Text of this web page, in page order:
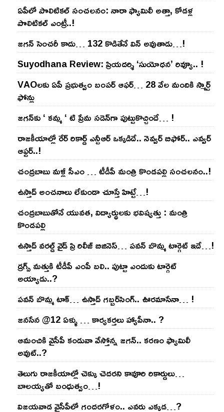
ఏపీలో పొలిటిక‌ల్ సంచ‌ల‌నం: నారా ఫ్యామిలీ అత్తా, కోడ‌ళ్ల
పొలిటికల్ ఎంట్రీ..!
జ‌గ‌న్ సెంచ‌రీ కాదు… 132 కొడితేనే విన్ అవుతాడు…!
Suyodhana Review: ప్రియదర్శి ‘సుయోధన’ రివ్యూ.. !
VAOల‌కు ఏపీ ప్ర‌భుత్వం బంప‌ర్ ఆఫ‌ర్‌… 28 వేల మందికి స్మార్ట్
ఫోన్లు
జ‌గ‌న్‌కు ‘ క‌మ్మ ‘ టి ప్రేమ స‌డెన్‌గా పుట్టుకొచ్చిందే… !
రాజ‌కీయాల్లో రేర్ రికార్డ్ ఎన్టీఆర్ ఒక్క‌డిదే.. నెవ్వ‌ర్ బిఫోర్‌.. ఎవ్వ‌ర్
ఆఫ్ట‌ర్‌..!
చంద్ర‌బాబు మ‌ళ్లీ సీఎం … టీడీపీ మంత్రి కొండ‌ప‌ల్లి సంచ‌ల‌నం..!
ఉస్తాద్ అంచ‌నాలు లేకుండా చూస్తే హిట్టే…!
చంద్ర‌బాబుతోనే యువ‌త‌, విద్యార్థుల‌కు భ‌విష్య‌త్తు : మంత్రి
కొండ‌ప‌ల్లి
ఉస్తాద్ వ‌ర‌ల్డ్ వైడ్ ప్రి రిలీజ్ బిజినెస్‌… ప‌వ‌న్ బొమ్మ టార్గెట్ ఇదే…!
డ్రగ్స్ మత్తుకి టీడీపీ ఎంపీ బలి.. పుట్టా ఎందుకు టార్గెట్
అయ్యాడు..?
ప‌వ‌న్ బొమ్మ టాక్‌… ఉస్తాద్ గ‌బ్బ‌ర్‌సింగ్‌.. ఊర‌మాసేనా… !
జనసేన @12 ఏళ్ళు … కార్యకర్తలు హ్యాపీనా.. ?
ఆమంచికి వైసీపీ కండువా వేస్తోన్న జ‌గ‌న్‌.. క‌ర‌ణం ఫ్యామిలీ
అవుట్‌..?
తెలుగు రాజ‌కీయాల్లో చెక్కు చెద‌ర‌ని కావూరి రికార్డులు…
బాల‌య్యతో బంధుత్వం…!
విజ‌య‌వాడ వైసీపీలో గంద‌ర‌గోళం.. ఎవ‌రు ఎక్క‌డ‌…?